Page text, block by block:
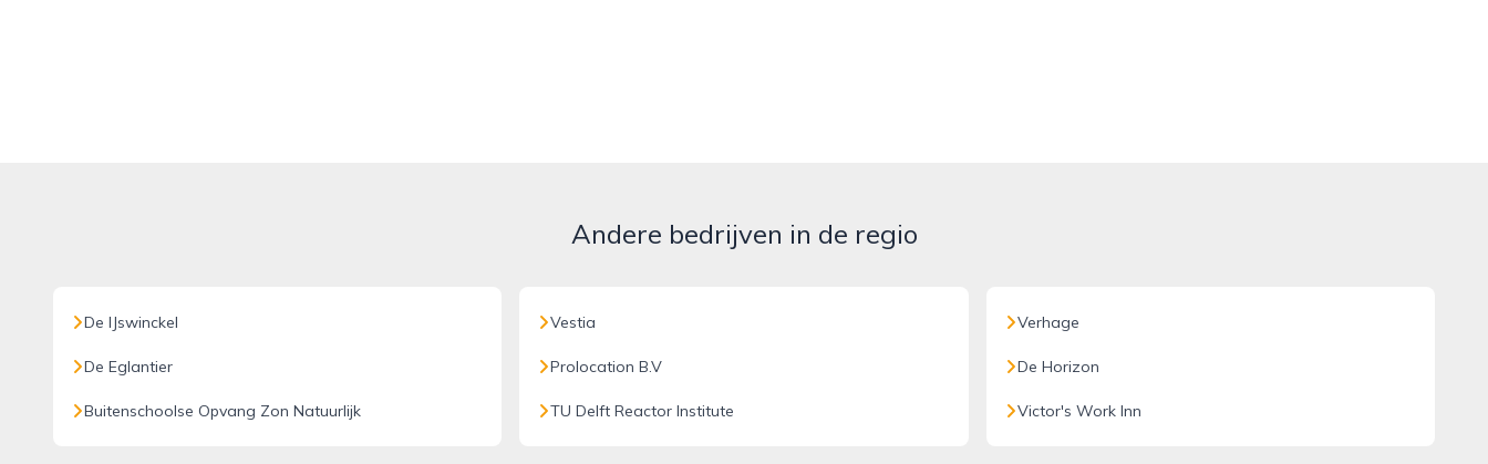
Andere bedrijven in de regio
De IJswinckel
De Eglantier
Buitenschoolse Opvang Zon Natuurlijk
Vestia
Prolocation B.V
TU Delft Reactor Institute
Verhage
De Horizon
Victor's Work Inn